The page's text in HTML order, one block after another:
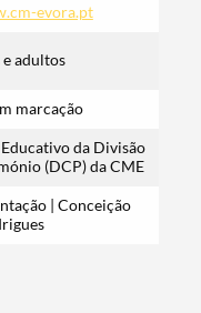
evora.pt
e adultos
marcação
da Divisão
(DCP) da CME
| Conceição